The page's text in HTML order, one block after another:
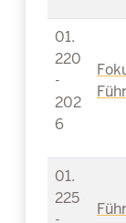
01.
220
-
202
6
01.
225